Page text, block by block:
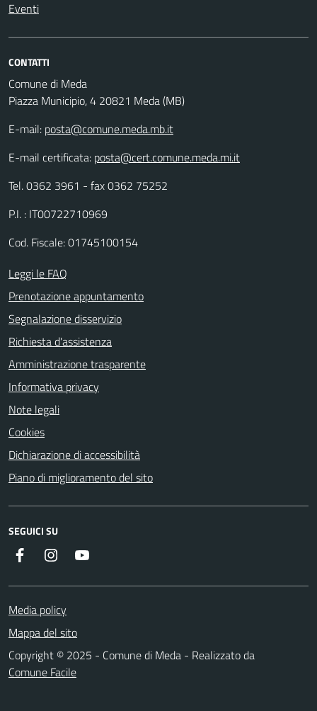
Eventi
CONTATTI
Comune di Meda
Piazza Municipio, 4 20821 Meda (MB)
E-mail: posta@comune.meda.mb.it
E-mail certificata: posta@cert.comune.meda.mi.it
Tel. 0362 3961 - fax 0362 75252
P.I. : IT00722710969
Cod. Fiscale: 01745100154
Leggi le FAQ
Prenotazione appuntamento
Segnalazione disservizio
Richiesta d'assistenza
Amministrazione trasparente
Informativa privacy
Note legali
Cookies
Dichiarazione di accessibilità
Piano di miglioramento del sito
SEGUICI SU
InstagramYouTube
Media policy
Mappa del sito
Copyright © 2025 - Comune di Meda - Realizzato da
Comune Facile